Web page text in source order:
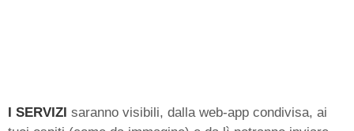
I SERVIZI saranno visibili, dalla web-app condivisa, ai